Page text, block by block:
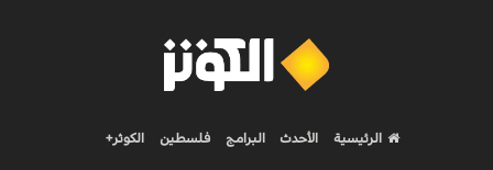
الرئيسية الأحدث البرامج فلسطين الكوثر+